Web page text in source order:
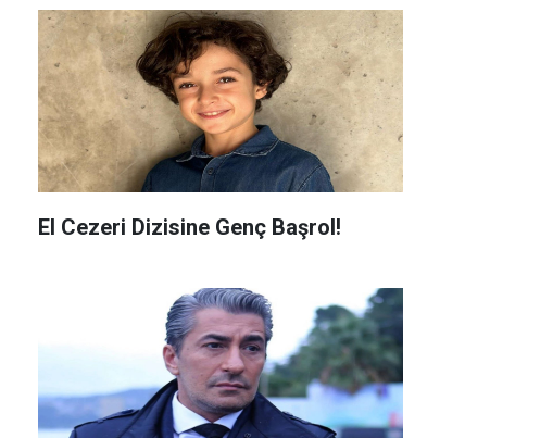
El Cezeri Dizisine Genç Başrol!